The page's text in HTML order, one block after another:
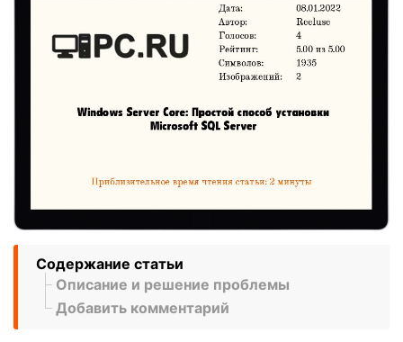
Содержание статьи
Описание и решение проблемы
Добавить комментарий